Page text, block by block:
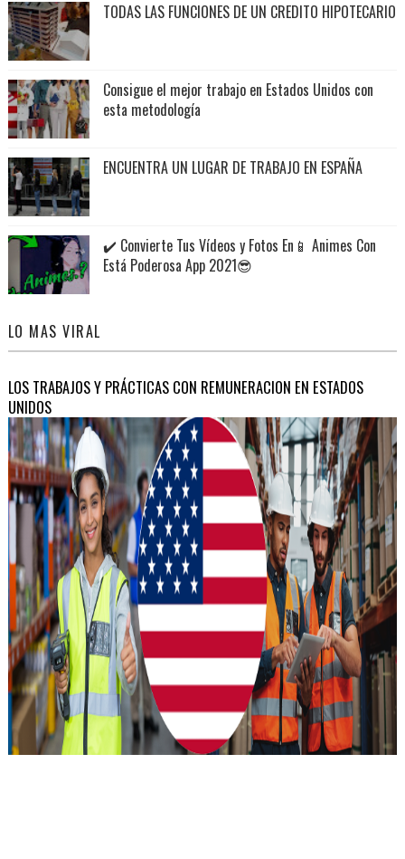
TODAS LAS FUNCIONES DE UN CREDITO HIPOTECARIO
Consigue el mejor trabajo en Estados Unidos con
esta metodología
ENCUENTRA UN LUGAR DE TRABAJO EN ESPAÑA
✔️ Convierte Tus Vídeos y Fotos En📱 Animes Con
Está Poderosa App 2021😎
LO MAS VIRAL
LOS TRABAJOS Y PRÁCTICAS CON REMUNERACION EN ESTADOS
UNIDOS